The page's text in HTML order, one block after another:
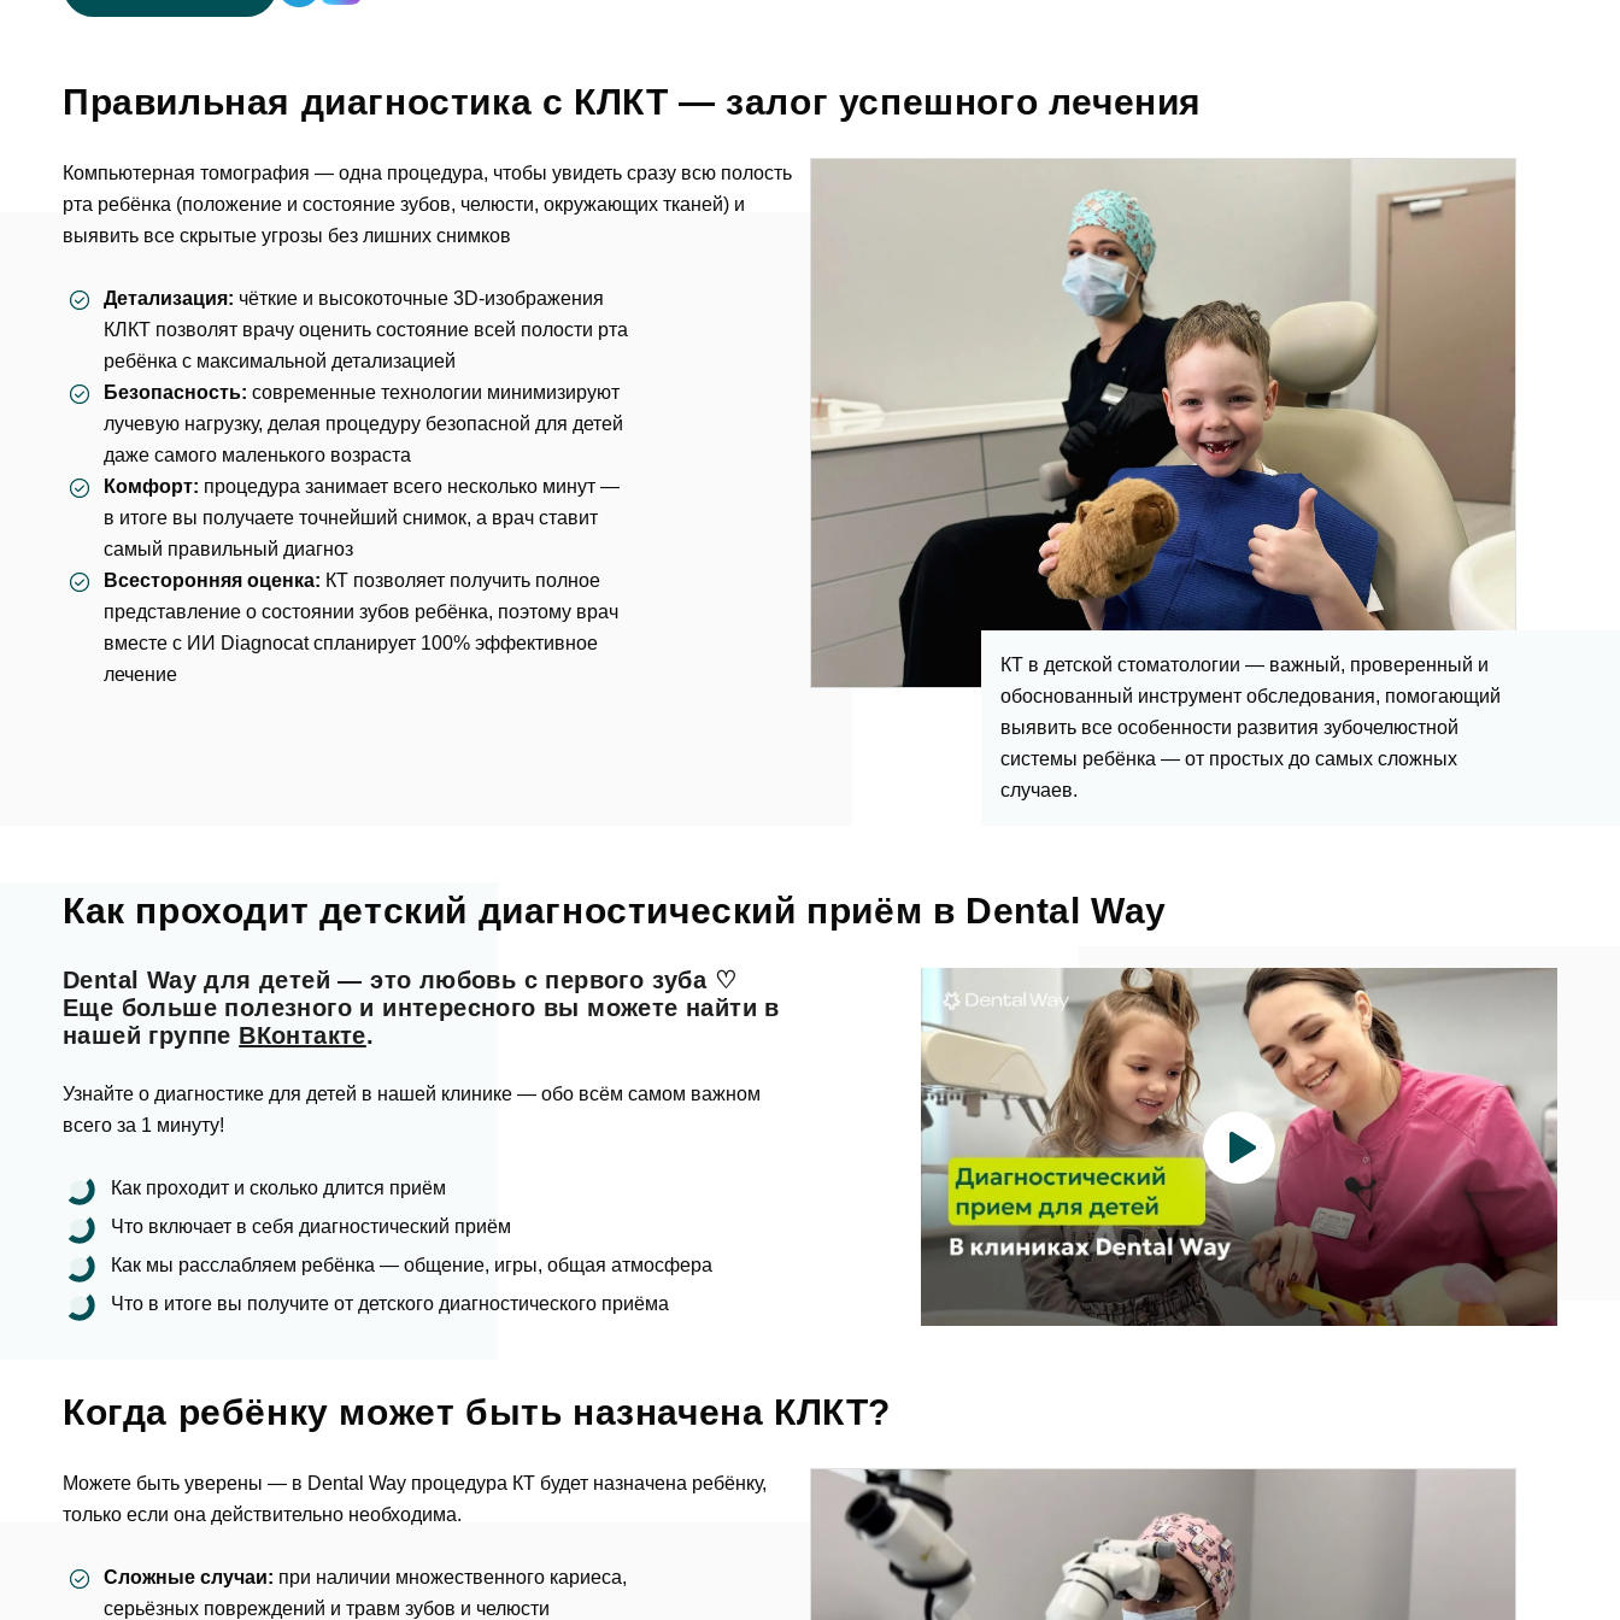
Правильная диагностика с КЛКТ — залог успешного лечения
Компьютерная томография — одна процедура, чтобы увидеть сразу всю полость
рта ребёнка (положение и состояние зубов, челюсти, окружающих тканей) и
выявить все скрытые угрозы без лишних снимков
Детализация: чёткие и высокоточные 3D-изображения
КЛКТ позволят врачу оценить состояние всей полости рта
ребёнка с максимальной детализацией
Безопасность: современные технологии минимизируют
лучевую нагрузку, делая процедуру безопасной для детей
даже самого маленького возраста
Комфорт: процедура занимает всего несколько минут —
в итоге вы получаете точнейший снимок, а врач ставит
самый правильный диагноз
Всесторонняя оценка: КТ позволяет получить полное
представление о состоянии зубов ребёнка, поэтому врач
вместе с ИИ Diagnocatспланирует 100% эффективное
лечение
КТ в детской стоматологии — важный, проверенный и
обоснованный инструмент обследования, помогающий
выявить все особенности развития зубочелюстной
системы ребёнка — от простых до самых сложных
случаев.
Как проходит детский диагностический приём в Dental Way
Dental Way для детей — это любовь с первого зуба ♡
Еще больше полезного и интересного вы можете найти в
нашей группе ВКонтакте.
Узнайте о диагностике для детей в нашей клинике — обо всём самом важном
всего за 1 минуту!
Как проходит и сколько длится приём
Что включает в себя диагностический приём
Как мы расслабляем ребёнка — общение, игры, общая атмосфера
Что в итоге вы получите от детского диагностического приёма
Когда ребёнку может быть назначена КЛКТ?
Можете быть уверены — в Dental Way процедура КТ будет назначена ребёнку,
только если она действительно необходима.
Сложные случаи: при наличии множественного кариеса,
серьёзных повреждений и травм зубов и челюсти
Имя
ФИО
Сообщение
Оставить отзыв
ФИО
Еmаil*
Клиника
Клиника Dental Way
Оказанные услуги
Оценка
Заявка отправлена!